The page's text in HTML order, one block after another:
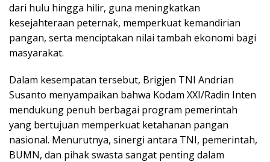
dari hulu hingga hilir, guna meningkatkan
kesejahteraan peternak, memperkuat kemandirian
pangan, serta menciptakan nilai tambah ekonomi bagi
masyarakat.
Dalam kesempatan tersebut, Brigjen TNI Andrian
Susanto menyampaikan bahwa Kodam XXI/Radin Inten
mendukung penuh berbagai program pemerintah
yang bertujuan memperkuat ketahanan pangan
nasional. Menurutnya, sinergi antara TNI, pemerintah,
BUMN, dan pihak swasta sangat penting dalam